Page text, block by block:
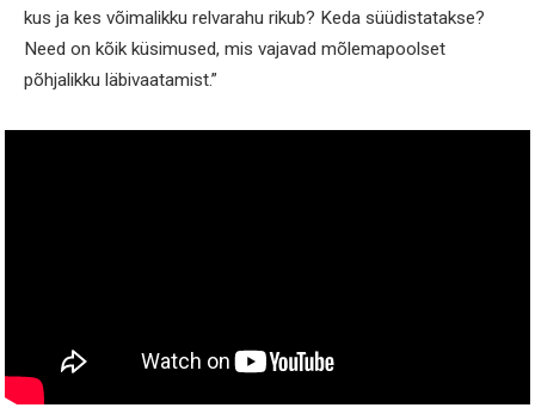
kus ja kes võimalikku relvarahu rikub? Keda süüdistatakse?
Need on kõik küsimused, mis vajavad mõlemapoolset
põhjalikku läbivaatamist.”